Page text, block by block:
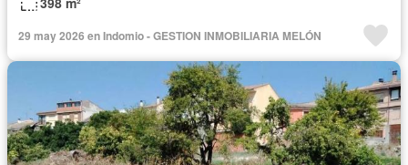
29 may 2026 en Indomio - GESTION INMOBILIARIA MELÓN